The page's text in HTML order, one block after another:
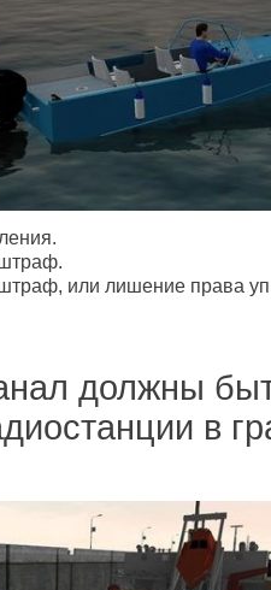
или лишение права
должны
в